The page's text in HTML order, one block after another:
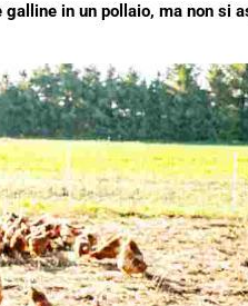
in un pollaio, ma non si